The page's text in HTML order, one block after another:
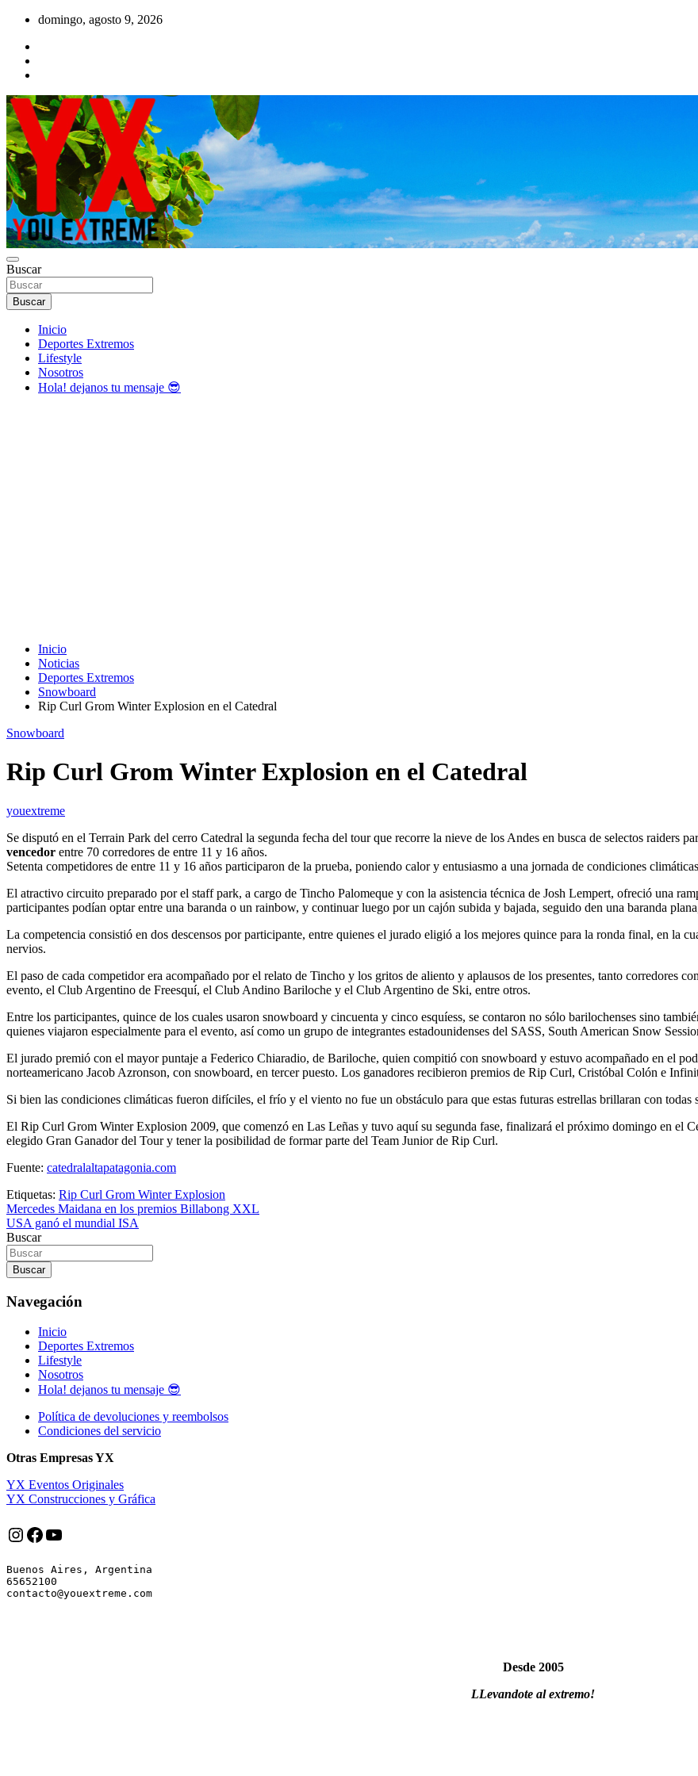
Saltar
contenido
domingo, agosto 9, 2026
YOU EXTREME
YX Deportes Extremos Lifestyle
Buscar
Buscar
Inicio
Deportes Extremos
Lifestyle
Nosotros
Hola! dejanos tu mensaje 😎
Inicio
Noticias
Deportes Extremos
Snowboard
Rip Curl Grom Winter Explosion en el Catedral
Snowboard
Rip Curl Grom Winter Explosion en el Catedral
youextreme
Se disputó en el Terrain Park del cerro Catedral la segunda fecha del tour que recorre la nieve de los Andes en busca de selectos raiders
vencedor entre 70 corredores de entre 11 y 16 años.
Setenta competidores de entre 11 y 16 años participaron de la prueba, poniendo calor y entusiasmo a una jornada de condiciones
El atractivo circuito preparado por el staff park, a cargo de Tincho Palomeque y con la asistencia técnica de Josh Lempert, ofreció una
participantes podían optar entre una baranda o un rainbow, y continuar luego por un cajón subida y bajada, seguido den una baranda
La competencia consistió en dos descensos por participante, entre quienes el jurado eligió a los mejores quince para la ronda final, en la
nervios.
El paso de cada competidor era acompañado por el relato de Tincho y los gritos de aliento y aplausos de los presentes, tanto corredores
evento, el Club Argentino de Freesquí, el Club Andino Bariloche y el Club Argentino de Ski, entre otros.
Entre los participantes, quince de los cuales usaron snowboard y cincuenta y cinco esquíess, se contaron no sólo barilochenses sino
quienes viajaron especialmente para el evento, así como un grupo de integrantes estadounidenses del SASS, South American Snow
El jurado premió con el mayor puntaje a Federico Chiaradio, de Bariloche, quien compitió con snowboard y estuvo acompañado en el
norteamericano Jacob Azronson, con snowboard, en tercer puesto. Los ganadores recibieron premios de Rip Curl, Cristóbal Colón e
Si bien las condiciones climáticas fueron difíciles, el frío y el viento no fue un obstáculo para que estas futuras estrellas brillaran con todas
El Rip Curl Grom Winter Explosion 2009, que comenzó en Las Leñas y tuvo aquí su segunda fase, finalizará el próximo domingo en el
elegido Gran Ganador del Tour y tener la posibilidad de formar parte del Team Junior de Rip Curl.
Fuente: catedralaltapatagonia.com
Etiquetas: Rip Curl Grom Winter Explosion
Navegación
de
entradas
Mercedes Maidana en los premios Billabong XXL
USA ganó el mundial ISA
Buscar
Buscar
Navegación
Inicio
Deportes Extremos
Lifestyle
Nosotros
Hola! dejanos tu mensaje 😎
Política de devoluciones y reembolsos
Condiciones del servicio
Otras Empresas YX
YX Eventos Originales
YX Construcciones y Gráfica
Instagram
Facebook
YouTube
Buenos Aires, Argentina
65652100
Desde 2005
LLevandote al extremo!